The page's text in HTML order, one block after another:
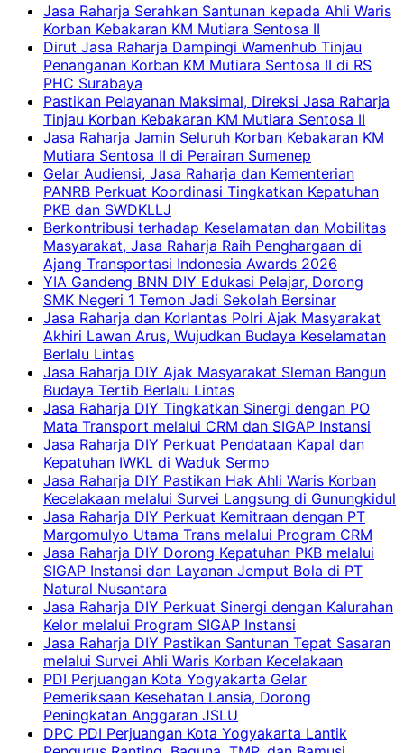
Jasa Raharja Serahkan Santunan kepada Ahli Waris
Korban Kebakaran KM Mutiara Sentosa II
Dirut Jasa Raharja Dampingi Wamenhub Tinjau
Penanganan Korban KM Mutiara Sentosa II di RS
PHC Surabaya
Pastikan Pelayanan Maksimal, Direksi Jasa Raharja
Tinjau Korban Kebakaran KM Mutiara Sentosa II
Jasa Raharja Jamin Seluruh Korban Kebakaran KM
Mutiara Sentosa II di Perairan Sumenep
Gelar Audiensi, Jasa Raharja dan Kementerian
PANRB Perkuat Koordinasi Tingkatkan Kepatuhan
PKB dan SWDKLLJ
Berkontribusi terhadap Keselamatan dan Mobilitas
Masyarakat, Jasa Raharja Raih Penghargaan di
Ajang Transportasi Indonesia Awards 2026
YIA Gandeng BNN DIY Edukasi Pelajar, Dorong
SMK Negeri 1 Temon Jadi Sekolah Bersinar
Jasa Raharja dan Korlantas Polri Ajak Masyarakat
Akhiri Lawan Arus, Wujudkan Budaya Keselamatan
Berlalu Lintas
Jasa Raharja DIY Ajak Masyarakat Sleman Bangun
Budaya Tertib Berlalu Lintas
Jasa Raharja DIY Tingkatkan Sinergi dengan PO
Mata Transport melalui CRM dan SIGAP Instansi
Jasa Raharja DIY Perkuat Pendataan Kapal dan
Kepatuhan IWKL di Waduk Sermo
Jasa Raharja DIY Pastikan Hak Ahli Waris Korban
Kecelakaan melalui Survei Langsung di Gunungkidul
Jasa Raharja DIY Perkuat Kemitraan dengan PT
Margomulyo Utama Trans melalui Program CRM
Jasa Raharja DIY Dorong Kepatuhan PKB melalui
SIGAP Instansi dan Layanan Jemput Bola di PT
Natural Nusantara
Jasa Raharja DIY Perkuat Sinergi dengan Kalurahan
Kelor melalui Program SIGAP Instansi
Jasa Raharja DIY Pastikan Santunan Tepat Sasaran
melalui Survei Ahli Waris Korban Kecelakaan
PDI Perjuangan Kota Yogyakarta Gelar
Pemeriksaan Kesehatan Lansia, Dorong
Peningkatan Anggaran JSLU
DPC PDI Perjuangan Kota Yogyakarta Lantik